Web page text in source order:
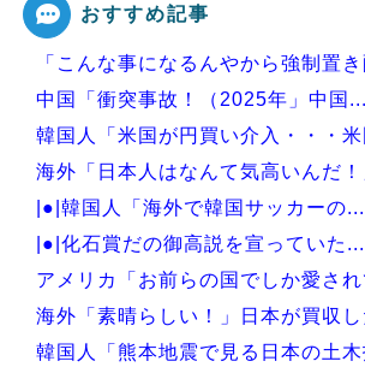
おすすめ記事
「こんな事になるんやから強制置
中国「衝突事故！（2025年」中国...
韓国人「米国が円買い介入・・・
海外「日本人はなんて気高いんだ
|●|韓国人「海外で韓国サッカーの...
|●|化石賞だの御高説を宣っていた...
アメリカ「お前らの国でしか愛さ
海外「素晴らしい！」日本が買収
韓国人「熊本地震で見る日本の土